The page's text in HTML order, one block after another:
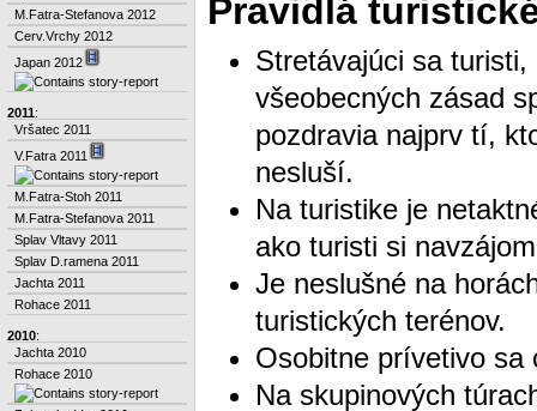
M.Fatra-Stefanova 2012
Cerv.Vrchy 2012
Japan 2012
2011:
Vršatec 2011
V.Fatra 2011
M.Fatra-Stoh 2011
M.Fatra-Stefanova 2011
Splav Vltavy 2011
Splav D.ramena 2011
Jachta 2011
Rohace 2011
2010:
Jachta 2010
Rohace 2010
Pravidlá
Stretávajúci sa
všeobecných zásad
pozdravia najprv tí,
nesluší.
Na turistike je
ako turisti si
Je neslušné na
turistických terénov.
Osobitne prívetivo sa
Na skupinových